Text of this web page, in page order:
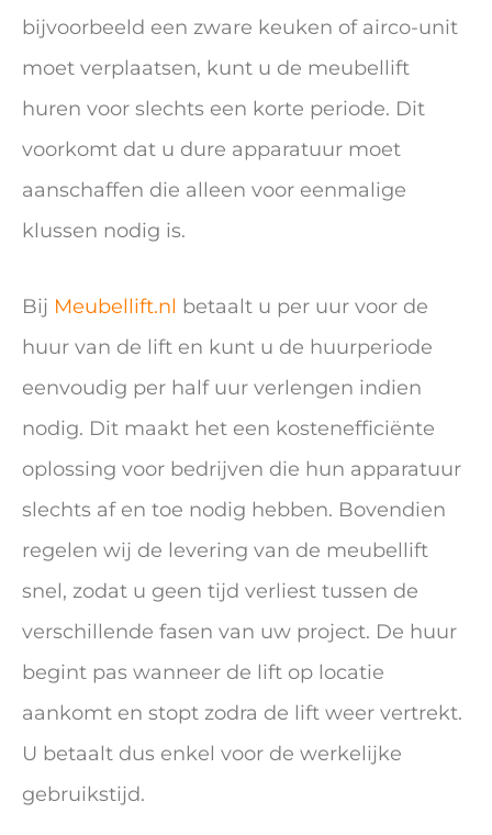
bijvoorbeeld een zware keuken of airco-unit
moet verplaatsen, kunt u de meubellift
huren voor slechts een korte periode. Dit
voorkomt dat u dure apparatuur moet
aanschaffen die alleen voor eenmalige
klussen nodig is.
Bij Meubellift.nl betaalt u per uur voor de
huur van de lift en kunt u de huurperiode
eenvoudig per half uur verlengen indien
nodig. Dit maakt het een kostenefficiënte
oplossing voor bedrijven die hun apparatuur
slechts af en toe nodig hebben. Bovendien
regelen wij de levering van de meubellift
snel, zodat u geen tijd verliest tussen de
verschillende fasen van uw project. De huur
begint pas wanneer de lift op locatie
aankomt en stopt zodra de lift weer vertrekt.
U betaalt dus enkel voor de werkelijke
gebruikstijd.